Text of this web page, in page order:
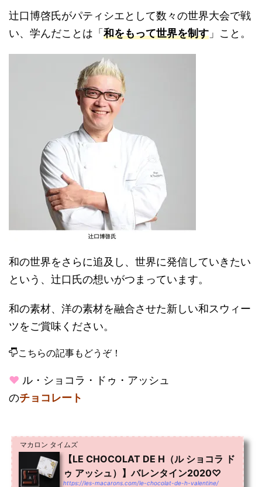
辻口博啓氏がパティシエとして数々の世界大会で戦
い、学んだことは「 和をもって世界を制す 」こと。
和の世界をさらに追及し、世界に発信していきたい
という、辻口氏の想いがつまっています。
和の素材、洋の素材を融合させた新しい和スウィー
ツをご賞味ください。
こちらの記事もどうぞ！
♥ ル・ショコラ・ドゥ・アッシュ
のチョコレート
マカロン タイムズ
【LE CHOCOLAT DE H（ル ショコラ ド
ゥ アッシュ）】バレンタイン2020♡
https://les-macarons.com/le-chocolat-de-h-valentine/